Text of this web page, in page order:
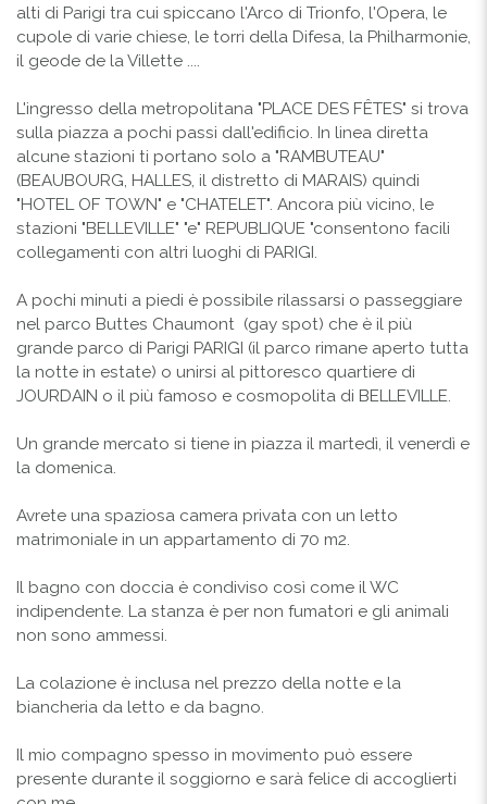
alti di Parigi tra cui spiccano l'Arco di Trionfo, l'Opera, le
cupole di varie chiese, le torri della Difesa, la Philharmonie,
il geode de la Villette ....
L'ingresso della metropolitana "PLACE DES FÊTES" si trova
sulla piazza a pochi passi dall'edificio. In linea diretta
alcune stazioni ti portano solo a "RAMBUTEAU"
(BEAUBOURG, HALLES, il distretto di MARAIS) quindi
"HOTEL OF TOWN" e "CHATELET". Ancora più vicino, le
stazioni "BELLEVILLE" "e" REPUBLIQUE "consentono facili
collegamenti con altri luoghi di PARIGI.
A pochi minuti a piedi è possibile rilassarsi o passeggiare
nel parco Buttes Chaumont (gay spot) che è il più
grande parco di Parigi PARIGI (il parco rimane aperto tutta
la notte in estate) o unirsi al pittoresco quartiere di
JOURDAIN o il più famoso e cosmopolita di BELLEVILLE.
Un grande mercato si tiene in piazza il martedì, il venerdì e
la domenica.
Avrete una spaziosa camera privata con un letto
matrimoniale in un appartamento di 70 m2.
Il bagno con doccia è condiviso così come il WC
indipendente. La stanza è per non fumatori e gli animali
non sono ammessi.
La colazione è inclusa nel prezzo della notte e la
biancheria da letto e da bagno.
Il mio compagno spesso in movimento può essere
presente durante il soggiorno e sarà felice di accoglierti